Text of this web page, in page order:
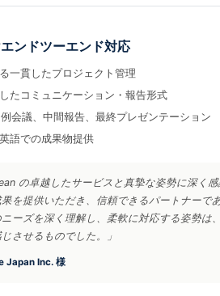
ンドツーエンド対応
一貫したプロジェクト管理
たコミュニケーション・報告形式
会議、中間報告、最終プレゼンテーション
語での成果物提供
の卓越したサービスと真摯な姿勢に深く
を提供いただき、信頼できるパートナーで
ニーズを深く理解し、柔軟に対応する姿勢は
させるものでした。」
Japan Inc. 様